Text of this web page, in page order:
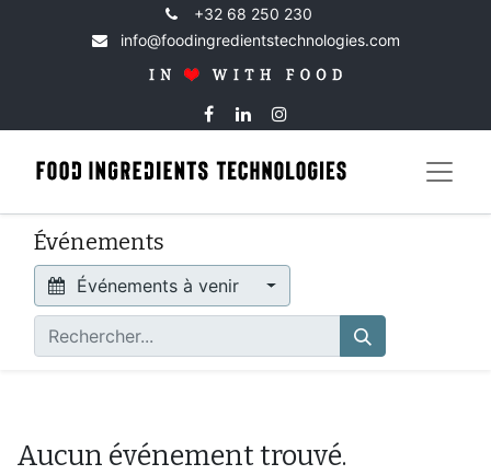
+32 68 250 230
info@foodingredientstechnologies.com
Événements
Événements à venir
Aucun événement trouvé.